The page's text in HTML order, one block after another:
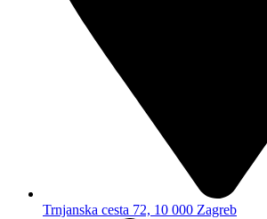
Trnjanska cesta 72, 10 000 Zagreb